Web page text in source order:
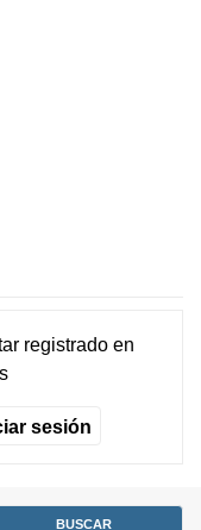
registradoen
sesión